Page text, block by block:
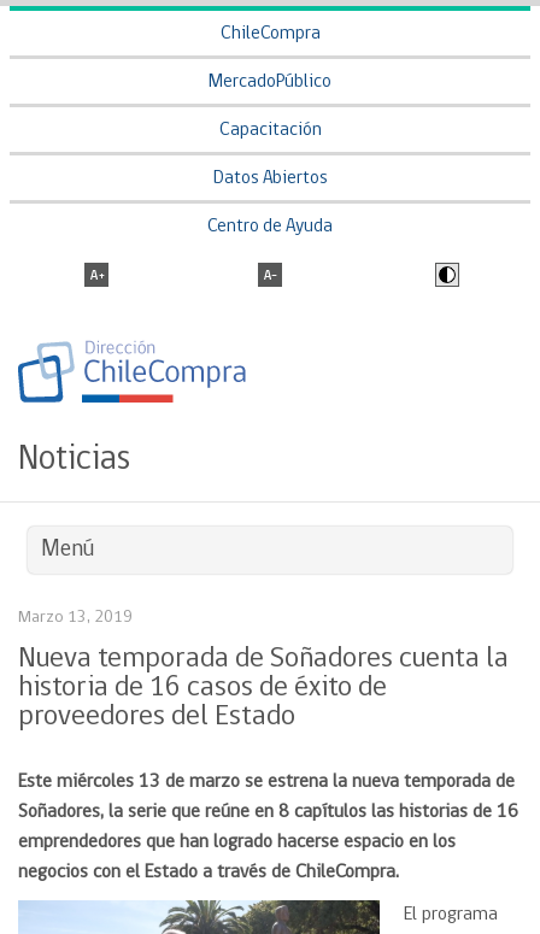
ChileCompra
MercadoPúblico
Capacitación
Datos Abiertos
Centro de Ayuda
Noticias
Menú
Marzo 13, 2019
Nueva temporada de Soñadores cuenta la
historia de 16 casos de éxito de
proveedores del Estado
Este miércoles 13 de marzo se estrena la nueva temporada de
Soñadores, la serie que reúne en 8 capítulos las historias de 16
emprendedores que han logrado hacerse espacio en los
negocios con el Estado a través de ChileCompra.
El programa